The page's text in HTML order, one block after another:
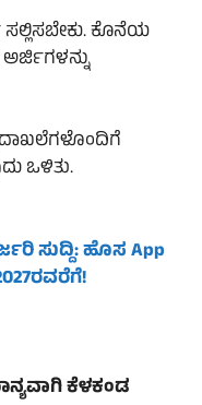
ಕೊನೆಯ
ಒಳಿತು.
ಸುದ್ದಿ: ಹೊಸ App
ಕೆಳಕಂಡ